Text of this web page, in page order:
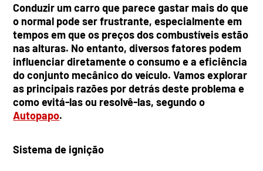
Conduzir um carro que parece gastar mais do que
o normal pode ser frustrante, especialmente em
tempos em que os preços dos combustíveis estão
nas alturas. No entanto, diversos fatores podem
influenciar diretamente o consumo e a eficiência
do conjunto mecânico do veículo. Vamos explorar
as principais razões por detrás deste problema e
como evitá-las ou resolvê-las, segundo o
Autopapo.
Sistema de ignição